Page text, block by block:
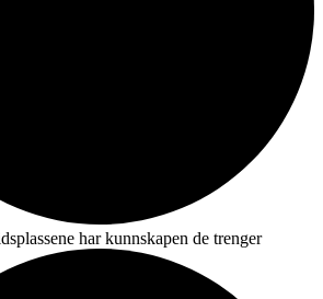
har kunnskapen de trenger